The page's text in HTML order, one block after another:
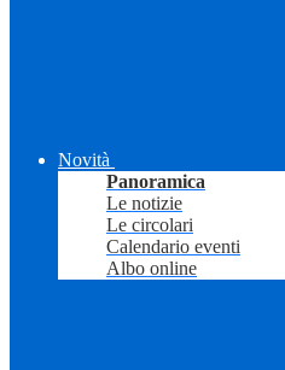
Novità
Panoramica
Le notizie
Le circolari
Calendario eventi
Albo online